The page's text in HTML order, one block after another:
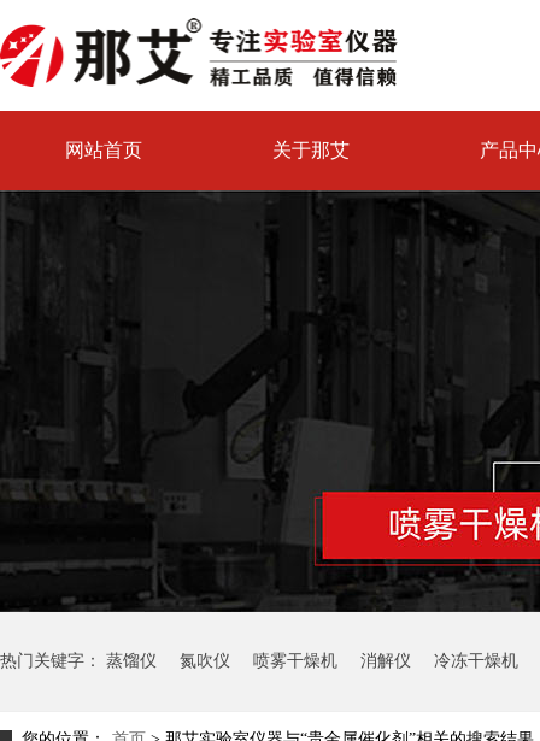
网站首页 关于那艾 产品
喷雾干燥机试验中心
热门关键字： 蒸馏仪 氮吹仪 喷雾干燥机 消解仪 冷冻干燥机